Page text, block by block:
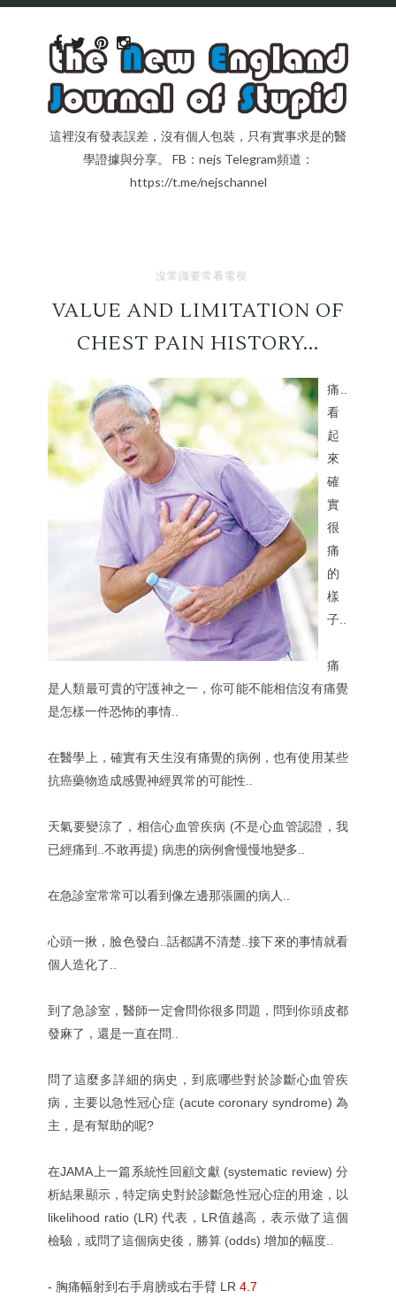
這裡沒有發表誤差，沒有個人包裝，只有實事求是的醫
學證據與分享。 FB：nejs Telegram頻道：
https://t.me/nejschannel
沒常識要常看電視
VALUE AND LIMITATION OF
CHEST PAIN HISTORY...
痛..
看
起
來
確
實
很
痛
的
樣
子..
痛
是人類最可貴的守護神之一，你可能不能相信沒有痛覺
是怎樣一件恐怖的事情..
在醫學上，確實有天生沒有痛覺的病例，也有使用某些
抗癌藥物造成感覺神經異常的可能性..
天氣要變涼了，相信心血管疾病 (不是心血管認證，我
已經痛到..不敢再提) 病患的病例會慢慢地變多..
在急診室常常可以看到像左邊那張圖的病人..
心頭一揪，臉色發白..話都講不清楚..接下來的事情就看
個人造化了..
到了急診室，醫師一定會問你很多問題，問到你頭皮都
發麻了，還是一直在問..
問了這麼多詳細的病史，到底哪些對於診斷心血管疾
病，主要以急性冠心症 (acute coronary syndrome) 為
主，是有幫助的呢?
在JAMA上一篇系統性回顧文獻 (systematic review) 分
析結果顯示，特定病史對於診斷急性冠心症的用途，以
likelihood ratio (LR) 代表，LR值越高，表示做了這個
檢驗，或問了這個病史後，勝算 (odds) 增加的幅度..
- 胸痛幅射到右手肩膀或右手臂 LR 4.7